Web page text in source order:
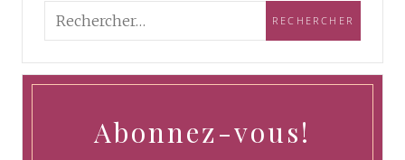
Abonnez-vous!